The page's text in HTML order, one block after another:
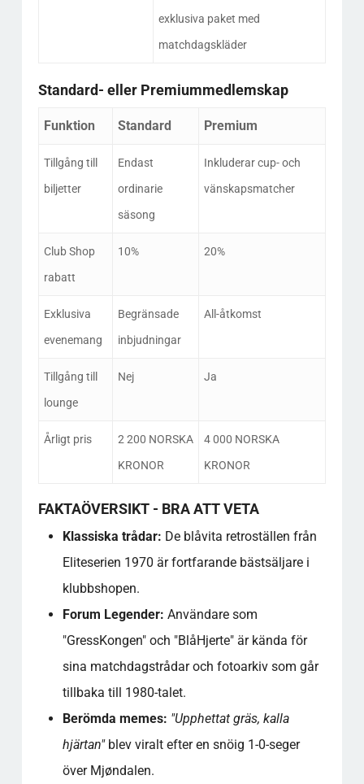
exklusiva paket med
matchdagskläder
Standard- eller Premiummedlemskap
Funktion Standard Premium
Tillgång till
biljetter
Endast
ordinarie
säsong
Inkluderar cup- och
vänskapsmatcher
Club Shop
rabatt
10% 20%
Exklusiva
evenemang
Begränsade
inbjudningar
All-åtkomst
Tillgång till
lounge
Nej Ja
Årligt pris
2 200 NORSKA
KRONOR
4 000 NORSKA
KRONOR
FAKTAÖVERSIKT - BRA ATT VETA
Klassiska trådar: De blåvita retroställen från
Eliteserien 1970 är fortfarande bästsäljare i
klubbshopen.
Forum Legender: Användare som
"GressKongen" och "BlåHjerte" är kända för
sina matchdagstrådar och fotoarkiv som går
tillbaka till 1980-talet.
Berömda memes: "Upphettat gräs, kalla
hjärtan"blev viralt efter en snöig 1-0-seger
över Mjøndalen.